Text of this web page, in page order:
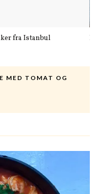
fra Istanbul
MED TOMAT OG